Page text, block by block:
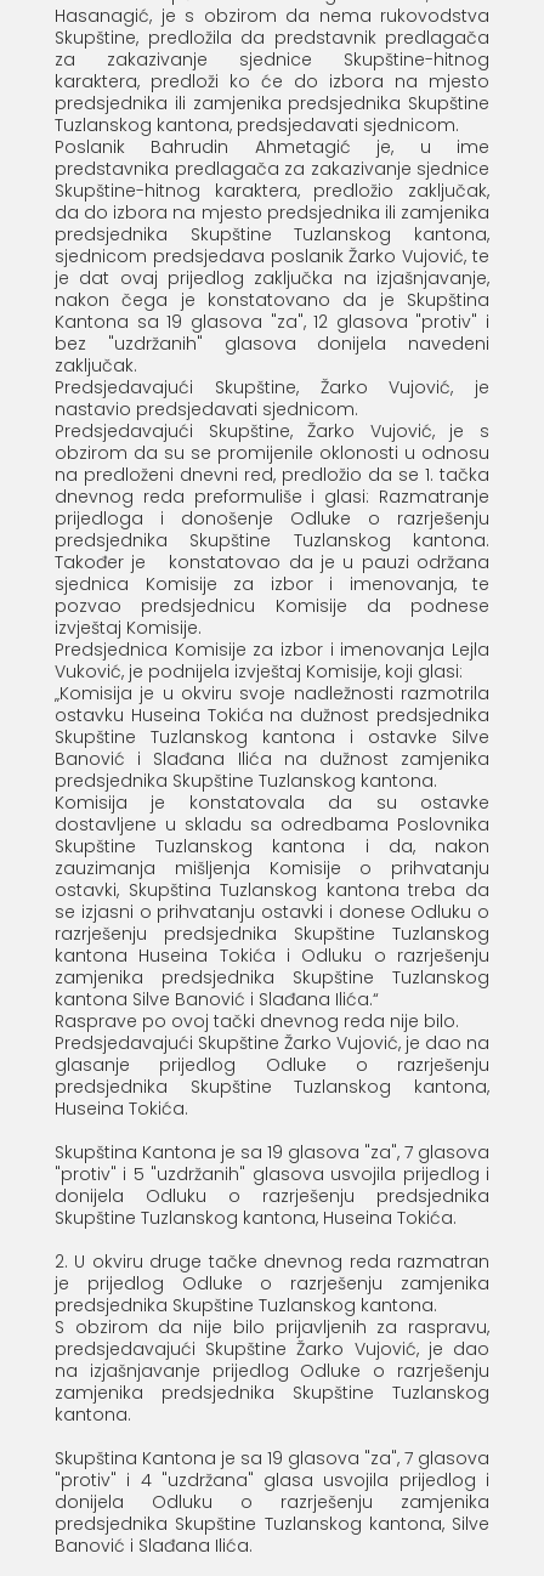
Hasanagić, je s obzirom da nema rukovodstva
Skupštine, predložila da predstavnik predlagača
za zakazivanje sjednice Skupštine-hitnog
karaktera, predloži ko će do izbora na mjesto
predsjednika ili zamjenika predsjednika Skupštine
Tuzlanskog kantona, predsjedavati sjednicom.
Poslanik Bahrudin Ahmetagić je, u ime
predstavnika predlagača za zakazivanje sjednice
Skupštine-hitnog karaktera, predložio zaključak,
da do izbora na mjesto predsjednika ili zamjenika
predsjednika Skupštine Tuzlanskog kantona,
sjednicom predsjedava poslanik Žarko Vujović, te
je dat ovaj prijedlog zaključka na izjašnjavanje,
nakon čega je konstatovano da je Skupština
Kantona sa 19 glasova "za", 12 glasova "protiv" i
bez "uzdržanih" glasova donijela navedeni
zaključak.
Predsjedavajući Skupštine, Žarko Vujović, je
nastavio predsjedavati sjednicom.
Predsjedavajući Skupštine, Žarko Vujović, je s
obzirom da su se promijenile oklonosti u odnosu
na predloženi dnevni red, predložio da se 1. tačka
dnevnog reda preformuliše i glasi: Razmatranje
prijedloga i donošenje Odluke o razrješenju
predsjednika Skupštine Tuzlanskog kantona.
Također je konstatovao da je u pauzi održana
sjednica Komisije za izbor i imenovanja, te
pozvao predsjednicu Komisije da podnese
izvještaj Komisije.
Predsjednica Komisije za izbor i imenovanja Lejla
Vuković, je podnijela izvještaj Komisije, koji glasi:
„Komisija je u okviru svoje nadležnosti razmotrila
ostavku Huseina Tokića na dužnost predsjednika
Skupštine Tuzlanskog kantona i ostavke Silve
Banović i Slađana Ilića na dužnost zamjenika
predsjednika Skupštine Tuzlanskog kantona.
Komisija je konstatovala da su ostavke
dostavljene u skladu sa odredbama Poslovnika
Skupštine Tuzlanskog kantona i da, nakon
zauzimanja mišljenja Komisije o prihvatanju
ostavki, Skupština Tuzlanskog kantona treba da
se izjasni o prihvatanju ostavki i donese Odluku o
razrješenju predsjednika Skupštine Tuzlanskog
kantona Huseina Tokića i Odluku o razrješenju
zamjenika predsjednika Skupštine Tuzlanskog
kantona Silve Banović i Slađana Ilića.“
Rasprave po ovoj tački dnevnog reda nije bilo.
Predsjedavajući Skupštine Žarko Vujović, je dao na
glasanje prijedlog Odluke o razrješenju
predsjednika Skupštine Tuzlanskog kantona,
Huseina Tokića.
Skupština Kantona je sa 19 glasova "za", 7 glasova
"protiv" i 5 "uzdržanih" glasova usvojila prijedlog i
donijela Odluku o razrješenju predsjednika
Skupštine Tuzlanskog kantona, Huseina Tokića.
2. U okviru druge tačke dnevnog reda razmatran
je prijedlog Odluke o razrješenju zamjenika
predsjednika Skupštine Tuzlanskog kantona.
S obzirom da nije bilo prijavljenih za raspravu,
predsjedavajući Skupštine Žarko Vujović, je dao
na izjašnjavanje prijedlog Odluke o razrješenju
zamjenika predsjednika Skupštine Tuzlanskog
kantona.
Skupština Kantona je sa 19 glasova "za", 7 glasova
"protiv" i 4 "uzdržana" glasa usvojila prijedlog i
donijela Odluku o razrješenju zamjenika
predsjednika Skupštine Tuzlanskog kantona, Silve
Banović i Slađana Ilića.